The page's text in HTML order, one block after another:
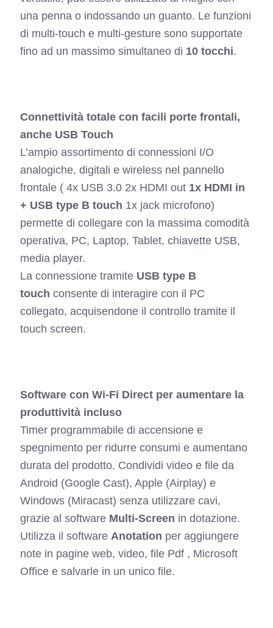
una penna o indossando un guanto. Le funzioni
di multi-touch e multi-gesture sono supportate
fino ad un massimo simultaneo di 10 tocchi.
Connettività totale con facili porte frontali,
anche USB Touch
L’ampio assortimento di connessioni I/O
analogiche, digitali e wireless nel pannello
frontale ( 4x USB 3.0 2x HDMI out 1x HDMI in
+ USB type B touch 1x jack microfono)
permette di collegare con la massima comodità
operativa, PC, Laptop, Tablet, chiavette USB,
media player.
La connessione tramite USB type B
touch consente di interagire con il PC
collegato, acquisendone il controllo tramite il
touch screen.
Software con Wi-Fi Direct per aumentare la
produttività incluso
Timer programmabile di accensione e
spegnimento per ridurre consumi e aumentano
durata del prodotto. Condividi video e file da
Android (Google Cast), Apple (Airplay) e
Windows (Miracast) senza utilizzare cavi,
grazie al software Multi-Screen in dotazione.
Utilizza il software Anotation per aggiungere
note in pagine web, video, file Pdf , Microsoft
Office e salvarle in un unico file.